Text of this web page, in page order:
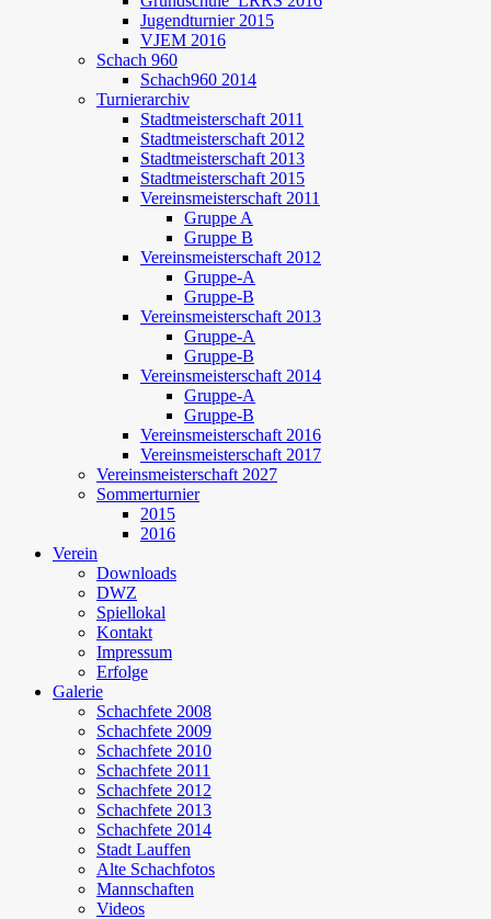
Jugendturnier 2015
VJEM 2016
Schach 960
Schach960 2014
Turnierarchiv
Stadtmeisterschaft 2011
Stadtmeisterschaft 2012
Stadtmeisterschaft 2013
Stadtmeisterschaft 2015
Vereinsmeisterschaft 2011
Gruppe A
Gruppe B
Vereinsmeisterschaft 2012
Gruppe-A
Gruppe-B
Vereinsmeisterschaft 2013
Gruppe-A
Gruppe-B
Vereinsmeisterschaft 2014
Gruppe-A
Gruppe-B
Vereinsmeisterschaft 2016
Vereinsmeisterschaft 2017
Vereinsmeisterschaft 2027
Sommerturnier
2015
2016
Verein
Downloads
DWZ
Spiellokal
Kontakt
Impressum
Erfolge
Galerie
Schachfete 2008
Schachfete 2009
Schachfete 2010
Schachfete 2011
Schachfete 2012
Schachfete 2013
Schachfete 2014
Stadt Lauffen
Alte Schachfotos
Mannschaften
Videos